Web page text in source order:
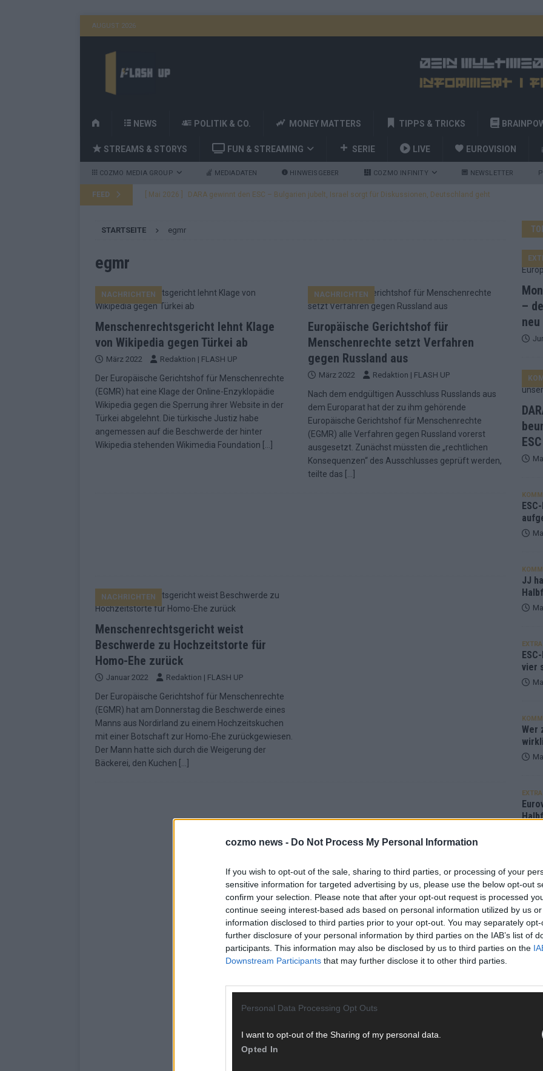
cozmo news - Do Not Process My Personal Information
If you wish to opt-out of the sale, sharing to third parties, or processing of your
sensitive information for targeted advertising by us, please use the below opt-out
confirm your selection. Please note that after your opt-out request is processed
continue seeing interest-based ads based on personal information utilized by us
information disclosed to third parties prior to your opt-out. You may separately
further disclosure of your personal information by third parties on the IAB’s list of
participants. This information may also be disclosed by us to third parties on the
Downstream Participants that may further disclose it to other third parties.
Personal Data Processing Opt Outs
I want to opt-out of the Sharing of my personal data.
Opted In
AUGUST 2026
H
M
E
NEWS POLITIK & CO. MONEY MATTERS TIPPS & TRICKS
STREAMS & STORYS FUN & STREAMING SERIE LIVE EUROVISION
COZMO MEDIA GROUP MEDIADATEN HINWEISGEBER COZMO INFINITY NEWSLETTER
FEED [ Mai 2026 ] DARA gewinnt den ESC – Bulgarien jubelt, Israel sorgt für Diskussionen, Deutschland geht
[ Mai 2026 ]
[ Mai 2026 ] ESC-Finale morgen: Finnland Favorit, Australien aufgestiegen – alle 25 Acts im Kurzcheck
[ Mai 2026 ] „Douze Points“ – wie eine Zahl zur Ikone wurde: 70 Jahre ESC-Wertungsgeschichte!
EUROVISION
[ Mai 2026 ] Das ESC-Finale ist komplett – 26 Länder wollen den Sieg in Wien EUROVISION
[ Mai 2026 ] JJ hat den Abend gerettet – der Rest des ESC-Halbfinales war solide, aber kein Feuerwerk
KOMMENTAR
[ Mai 2026 ] ESC-Halbfinale 2: Das sagen die Wettquoten – vier sicher, sechs zittern, einer chancenlos!
STARTSEITE egmr
egmr
NACHRICHTEN
Menschenrechtsgericht lehnt Klage
von Wikipedia gegen Türkei ab
März 2022 Redaktion | FLASH UP
Der Europäische Gerichtshof für Menschenrechte
(EGMR) hat eine Klage der Online-Enzyklopädie
Wikipedia gegen die Sperrung ihrer Website in der
Türkei abgelehnt. Die türkische Justiz habe
angemessen auf die Beschwerde der hinter
Wikipedia stehenden Wikimedia Foundation
NACHRICHTEN
Europäische Gerichtshof für
Menschenrechte setzt Verfahren
gegen Russland aus
März 2022 Redaktion | FLASH UP
Nach dem endgültigen Ausschluss Russlands aus
dem Europarat hat der zu ihm gehörende
Europäische Gerichtshof für Menschenrechte
(EGMR) alle Verfahren gegen Russland vorerst
ausgesetzt. Zunächst müssten die „rechtlichen
Konsequenzen“ des Ausschlusses geprüft werden,
teilte das
NACHRICHTEN
Menschenrechtsgericht weist
Beschwerde zu Hochzeitstorte für
Homo-Ehe zurück
Januar 2022 Redaktion | FLASH UP
Der Europäische Gerichtshof für Menschenrechte
(EGMR) hat am Donnerstag die Beschwerde eines
Manns aus Nordirland zu einem Hochzeitskuchen
mit einer Botschaft zur Homo-Ehe zurückgewiesen.
Der Mann hatte sich durch die Weigerung der
Bäckerei, den Kuchen
–
neu
JJ
EXTRA
vier
Wer
EXTRA
AD